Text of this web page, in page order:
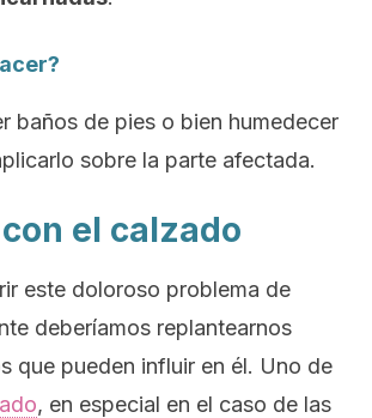
baños de pies o bien humedecer
sobre la parte afectada.
el calzado
este doloroso problema de
deberíamos replantearnos
que pueden influir en él. Uno de
, en especial en el caso de las